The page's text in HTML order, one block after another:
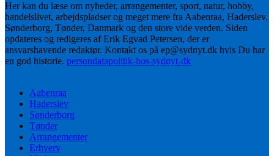
Her kan du læse om nyheder, arrangementer, sport, natur, hobby,
handelslivet, arbejdspladser og meget mere fra Aabenraa, Haderslev,
Sønderborg, Tønder, Danmark og den store vide verden. Siden
opdateres og redigeres af Erik Egvad Petersen, der er
ansvarshavende redaktør. Kontakt os på ep@sydnyt.dk hvis Du har
en god historie. persondatapolitik-hos-sydnyt-dk
Aabenraa
Haderslev
Sønderborg
Tønder
Arrangementer
Erhverv